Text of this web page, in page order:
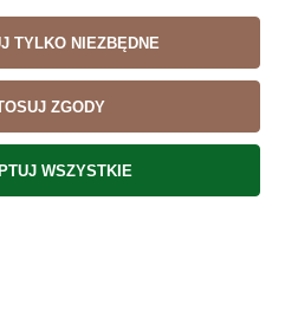
KL02 - 10 litrów BORNIAK
Cena netto:36,50 zł
DO KOSZYKA
TYLKO NIEZBĘDNE
ZGODY
WSZYSTKIE